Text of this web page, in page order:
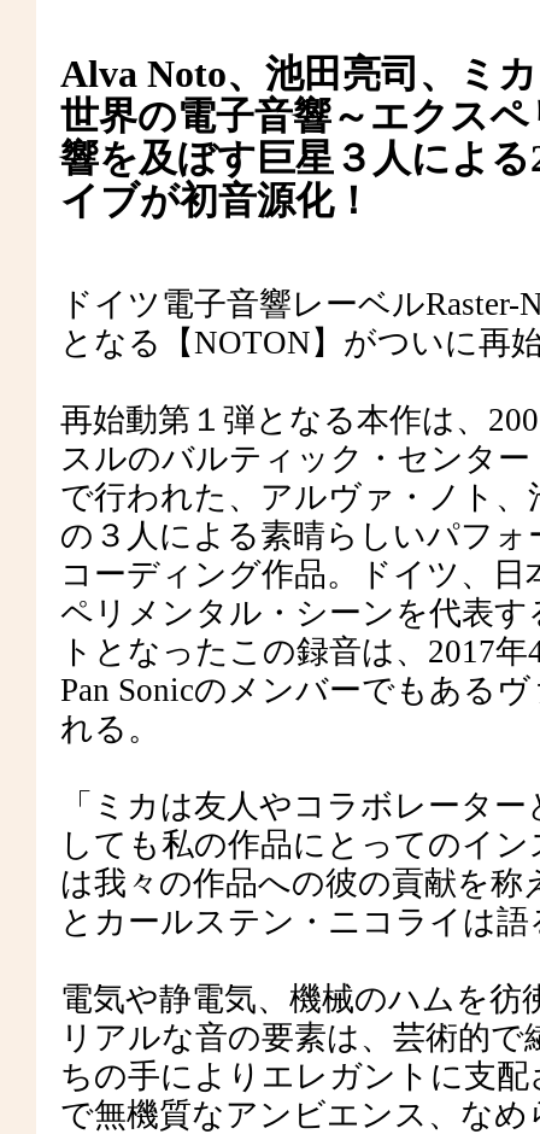
Alva Noto、池田亮司、ミ
世界の電子音響～エクス
響を及ぼす巨星３人によ
イブが初音源化！
ドイツ電子音響レーベル
となる【NOTON】がついに再
再始動第１弾となる本作は、
スルのバルティック・センタ
で行われた、アルヴァ・ノト
の３人による素晴らしいパフ
コーディング作品。ドイツ、
ペリメンタル・シーンを代表
トとなったこの録音は、2017
Pan Sonicのメンバーでもある
れる。
「ミカは友人やコラボレータ
しても私の作品にとってのイ
は我々の作品への彼の貢献を
とカールステン・ニコライは語
電気や静電気、機械のハムを
リアルな音の要素は、芸術的
ちの手によりエレガントに支
で無機質なアンビエンス、な